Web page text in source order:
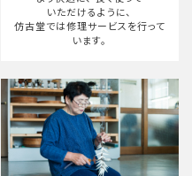
いただけるように、
仿古堂では修理サービスを行って
います。